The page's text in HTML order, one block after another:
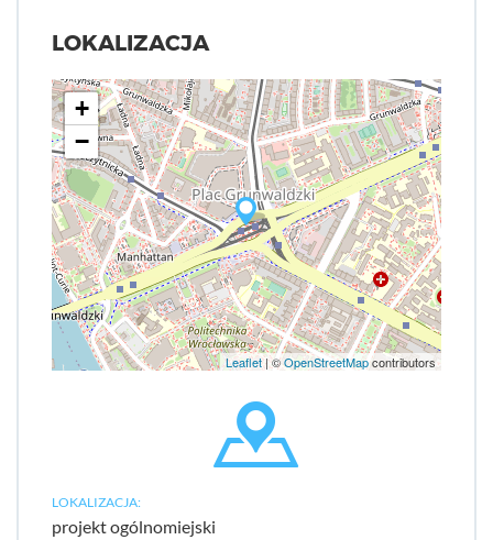
LOKALIZACJA
+
−
Leaflet| ©OpenStreetMapcontributors
LOKALIZACJA:
projekt ogólnomiejski